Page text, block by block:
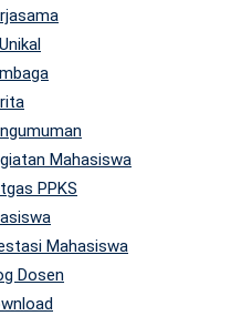
Mahasiswa
PPKS
Mahasiswa
Dosen